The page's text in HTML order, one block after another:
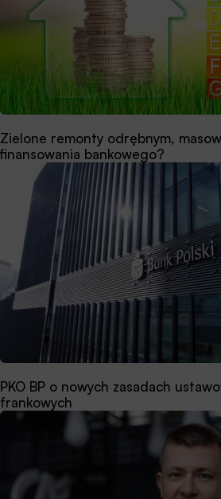
Zielone remonty odrębnym,
finansowania bankowego?
PKO BP o nowych zasadach
frankowych